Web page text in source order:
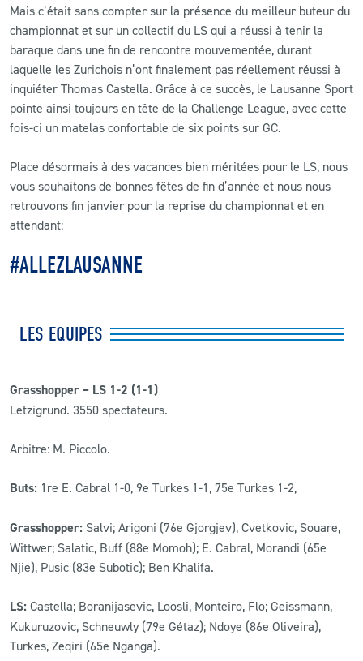
Mais c’était sans compter sur la présence du meilleur buteur du
championnat et sur un collectif du LS qui a réussi à tenir la
baraque dans une fin de rencontre mouvementée, durant
laquelle les Zurichois n’ont finalement pas réellement réussi à
inquiéter Thomas Castella. Grâce à ce succès, le Lausanne Sport
pointe ainsi toujours en tête de la Challenge League, avec cette
fois-ci un matelas confortable de six points sur GC.
Place désormais à des vacances bien méritées pour le LS, nous
vous souhaitons de bonnes fêtes de fin d’année et nous nous
retrouvons fin janvier pour la reprise du championnat et en
attendant:
#ALLEZLAUSANNE
LES EQUIPES
Grasshopper – LS 1-2 (1-1)
Letzigrund. 3550 spectateurs.
Arbitre: M. Piccolo.
Buts: 1re E. Cabral 1-0, 9e Turkes 1-1, 75e Turkes 1-2,
Grasshopper: Salvi; Arigoni (76e Gjorgjev), Cvetkovic, Souare,
Wittwer; Salatic, Buff (88e Momoh); E. Cabral, Morandi (65e
Njie), Pusic (83e Subotic); Ben Khalifa.
LS: Castella; Boranijasevic, Loosli, Monteiro, Flo; Geissmann,
Kukuruzovic, Schneuwly (79e Gétaz); Ndoye (86e Oliveira),
Turkes, Zeqiri (65e Nganga).